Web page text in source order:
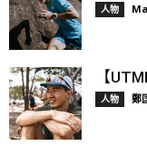
人物
【
人物 鄭